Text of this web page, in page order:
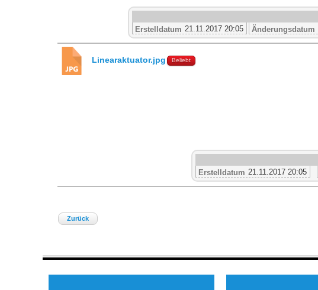
Erstelldatum 21.11.2017 20:05 Änderungsdatum
Linearaktuator.jpg Beliebt
Erstelldatum 21.11.2017 20:05
Zurück